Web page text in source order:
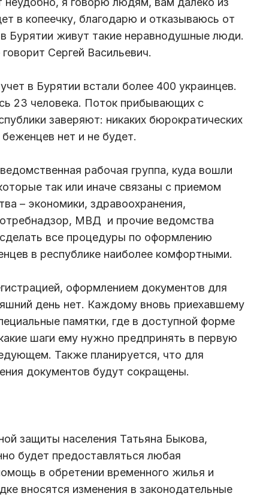
в копеечку, благодарю и отказываюсь от
Бурятии живут такие неравнодушные люди.
Сергей Васильевич.
в Бурятии встали более 400 украинцев.
23 человека. Поток прибывающих с
заверяют: никаких бюрократических
нет и не будет.
рабочая группа, куда вошли
так или иначе связаны с приемом
– экономики, здравоохранения,
МВД и прочие ведомства
все процедуры по оформлению
в республике наиболее комфортными.
оформлением документов для
день нет. Каждому вновь приехавшему
памятки, где в доступной форме
шаги ему нужно предпринять в первую
Также планируется, что для
документов будут сокращены.
защиты населения Татьяна Быкова,
будет предоставляться любая
в обретении временного жилья и
вносятся изменения в законодательные